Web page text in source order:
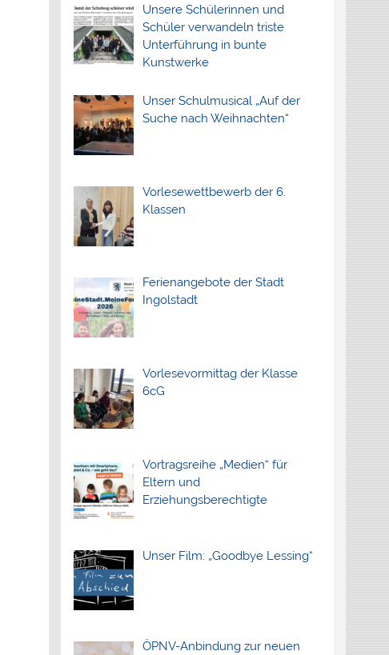
Unsere Schülerinnen und
Schüler verwandeln triste
Unterführung in bunte
Kunstwerke
Unser Schulmusical „Auf der
Suche nach Weihnachten“
Vorlesewettbewerb der 6.
Klassen
Ferienangebote der Stadt
Ingolstadt
Vorlesevormittag der Klasse
6cG
Vortragsreihe „Medien“ für
Eltern und
Erziehungsberechtigte
Unser Film: „Goodbye Lessing“
ÖPNV-Anbindung zur neuen